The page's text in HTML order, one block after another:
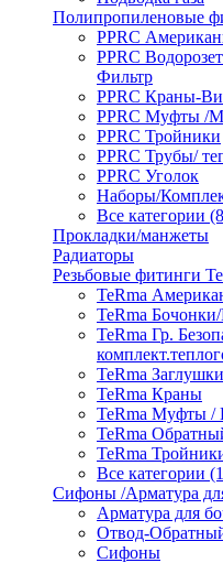
Полипропиленовые
PPRC
PPRC
Фильтр
PPRC Краны-
PPRC Муфты /
PPRC Тройники
PPRC Трубы/
PPRC Уголок
Наборы/
Все категории
Прокладки/манжеты
Радиаторы
Резьбовые фитинги
TeRma
TeRma
TeRma Гр.
TeRma
TeRma Краны
TeRma Муфты /
TeRma
TeRma
Все категории
Сифоны /Арматура
Арматура для
Отвод-
Сифоны